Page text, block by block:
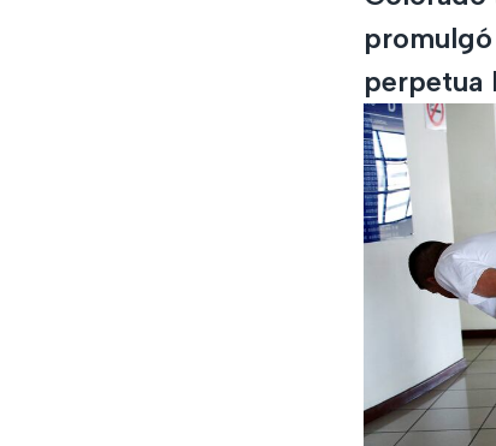
perpetua